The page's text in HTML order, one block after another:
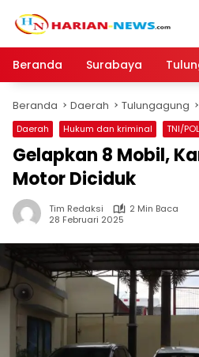
Beranda
Surabaya
Beranda Daerah Tulungagung
Daerah Hukum dan kriminal TNI/
Gelapkan 8 Mobil,
Motor Diciduk
Tim Redaksi
2 Min Baca
28 Februari 2025